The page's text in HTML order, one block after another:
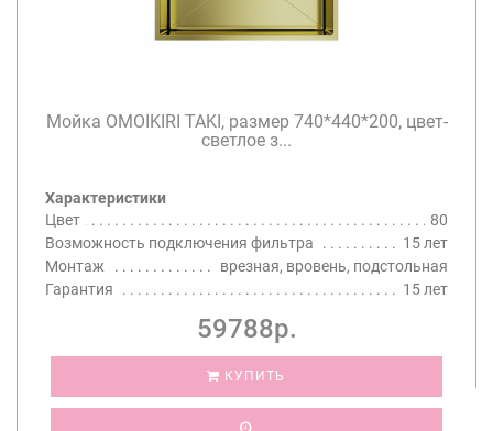
Мойка OMOIKIRI TAKI, размер 740*440*200, цвет-
светлое з...
Характеристики
Цвет
80
Возможность подключения фильтра
15 лет
Монтаж
врезная, вровень, подстольная
Гарантия
15 лет
59788р.
КУПИТЬ